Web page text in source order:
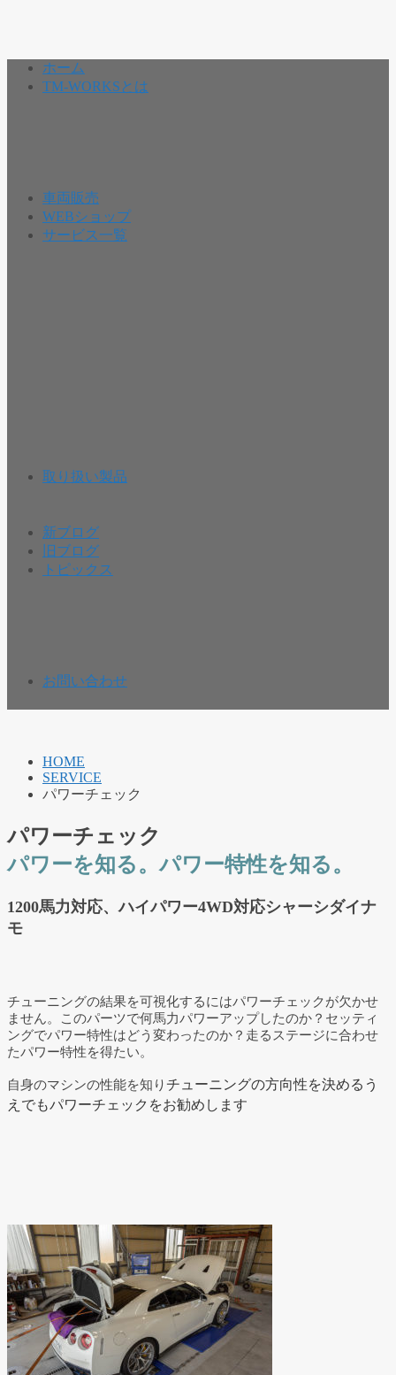
ホーム
TM-WORKSとは
車両販売
WEBショップ
サービス一覧
取り扱い製品
新ブログ
旧ブログ
トピックス
お問い合わせ
HOME
SERVICE
パワーチェック
パワーチェック
パワーを知る。パワー特性を知る。
1200馬力対応、ハイパワー4WD対応シャーシダイナ
モ
チューニングの結果を可視化するにはパワーチェックが欠かせ
ません。このパーツで何馬力パワーアップしたのか？セッティ
ングでパワー特性はどう変わったのか？走るステージに合わせ
たパワー特性を得たい。
自身のマシンの性能を知りチューニングの方向性を決めるう
えでもパワーチェックをお勧めします